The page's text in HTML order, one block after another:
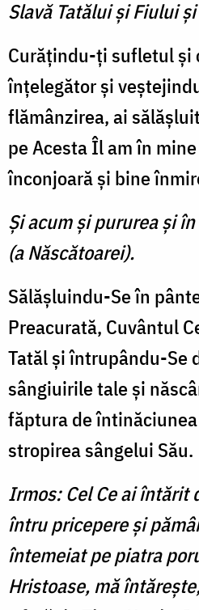
Slavă Tatălui şi Fiului
Curăţindu-ţi sufletul şi
înţelegător şi
flămânzirea, ai
pe Acesta Îl am în mine
înconjoară şi bine
Şi acum şi pururea şi
(a Născătoarei).
Sălăşluindu-Se în
Preacurată, Cuvântul
Tatăl şi întrupându-Se
sângiuirile tale şi
făptura de
stropirea sângelui Său.
Irmos: Cel Ce ai întărit
întru pricepere şi
întemeiat pe piatra
Hristoase, mă